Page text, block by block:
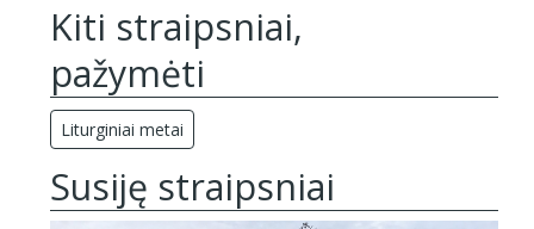
Kiti straipsniai,
pažymėti
Liturginiai metai
Susiję straipsniai